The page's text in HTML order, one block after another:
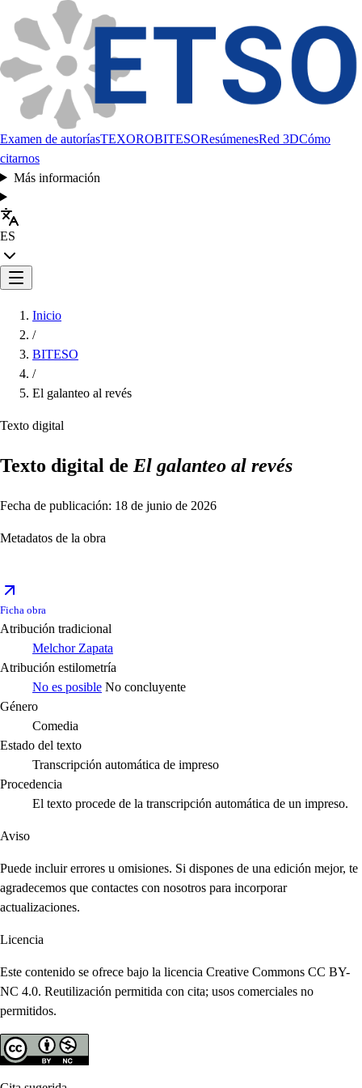
Examen de autoríasTEXOROBITESOResúmenesRed 3DCómo
citarnos
Más información
ES
Inicio
/
BITESO
/
El galanteo al revés
Texto digital
Texto digital de El galanteo al revés
Fecha de publicación: 18 de junio de 2026
Metadatos de la obra
Ficha obra
Atribución tradicional
Melchor Zapata
Atribución estilometría
No es posible No concluyente
Género
Comedia
Estado del texto
Transcripción automática de impreso
Procedencia
El texto procede de la transcripción automática de un impreso.
Aviso
Puede incluir errores u omisiones. Si dispones de una edición mejor, te
agradecemos que contactes con nosotros para incorporar
actualizaciones.
Licencia
Este contenido se ofrece bajo la licencia Creative Commons CC BY-
NC 4.0. Reutilización permitida con cita; usos comerciales no
permitidos.